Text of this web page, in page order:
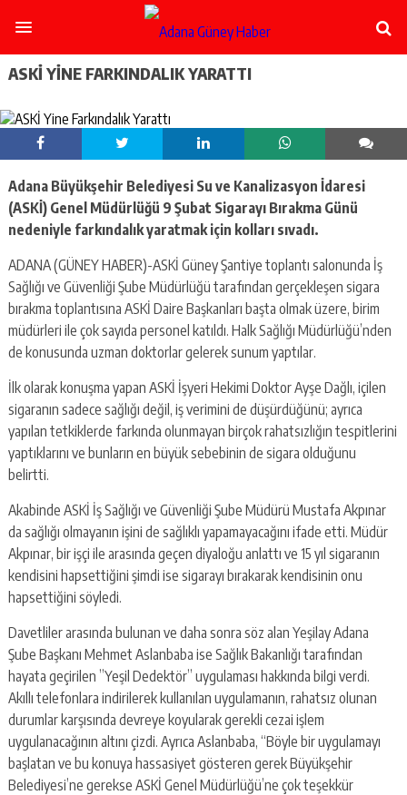
escort
ataşehir
escort
kadıköy
escort
ümraniye
mecidiyeköy
escort
taksim
escort
beşiktaş
escort
kartal
escort
maltepe
escort
ASKİ YINE FARKINDALIK YARATTI
Adana Büyükşehir Belediyesi Su ve Kanalizasyon İdaresi
(ASKİ) Genel Müdürlüğü 9 Şubat Sigarayı Bırakma Günü
nedeniyle farkındalık yaratmak için kolları sıvadı.
ADANA (GÜNEY HABER)-ASKİ Güney Şantiye toplantı salonunda İş
Sağlığı ve Güvenliği Şube Müdürlüğü tarafından gerçekleşen sigara
bırakma toplantısına ASKİ Daire Başkanları başta olmak üzere, birim
müdürleri ile çok sayıda personel katıldı. Halk Sağlığı Müdürlüğü’nden
de konusunda uzman doktorlar gelerek sunum yaptılar.
İlk olarak konuşma yapan ASKİ İşyeri Hekimi Doktor Ayşe Dağlı, içilen
sigaranın sadece sağlığı değil, iş verimini de düşürdüğünü; ayrıca
yapılan tetkiklerde farkında olunmayan birçok rahatsızlığın tespitlerini
yaptıklarını ve bunların en büyük sebebinin de sigara olduğunu
belirtti.
Akabinde ASKİ İş Sağlığı ve Güvenliği Şube Müdürü Mustafa Akpınar
da sağlığı olmayanın işini de sağlıklı yapamayacağını ifade etti. Müdür
Akpınar, bir işçi ile arasında geçen diyaloğu anlattı ve 15 yıl sigaranın
kendisini hapsettiğini şimdi ise sigarayı bırakarak kendisinin onu
hapsettiğini söyledi.
Davetliler arasında bulunan ve daha sonra söz alan Yeşilay Adana
Şube Başkanı Mehmet Aslanbaba ise Sağlık Bakanlığı tarafından
hayata geçirilen ”Yeşil Dedektör” uygulaması hakkında bilgi verdi.
Akıllı telefonlara indirilerek kullanılan uygulamanın, rahatsız olunan
durumlar karşısında devreye koyularak gerekli cezai işlem
uygulanacağının altını çizdi. Ayrıca Aslanbaba, “Böyle bir uygulamayı
başlatan ve bu konuya hassasiyet gösteren gerek Büyükşehir
Belediyesi’ne gerekse ASKİ Genel Müdürlüğü’ne çok teşekkür